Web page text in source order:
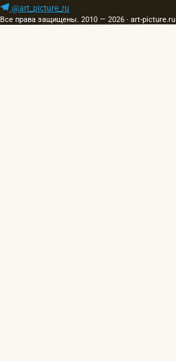
@art_picture_ru
Все права защищены. 2010 — 2026 · art-picture.ru